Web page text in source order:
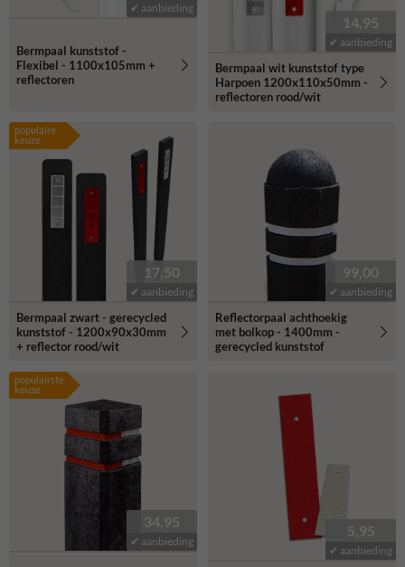
✔ aanbieding
Bermpaal kunststof -
Flexibel - 1100x105mm +
reflectoren
14,95
✔ aanbieding
Bermpaal wit kunststof type
Harpoen 1200x110x50mm -
reflectoren rood/wit
populaire
keuze
17,50
✔ aanbieding
Bermpaal zwart - gerecycled
kunststof - 1200x90x30mm
+ reflector rood/wit
99,00
✔ aanbieding
Reflectorpaal achthoekig
met bolkop - 1400mm -
gerecycled kunststof
populairste
keuze
34,95
✔ aanbieding
5,95
✔ aanbieding